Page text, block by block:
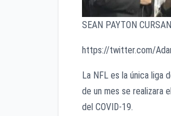
SEAN PAYTON
https://twitter.com/
La NFL es la única liga
de un mes se realizara
del COVID-19.